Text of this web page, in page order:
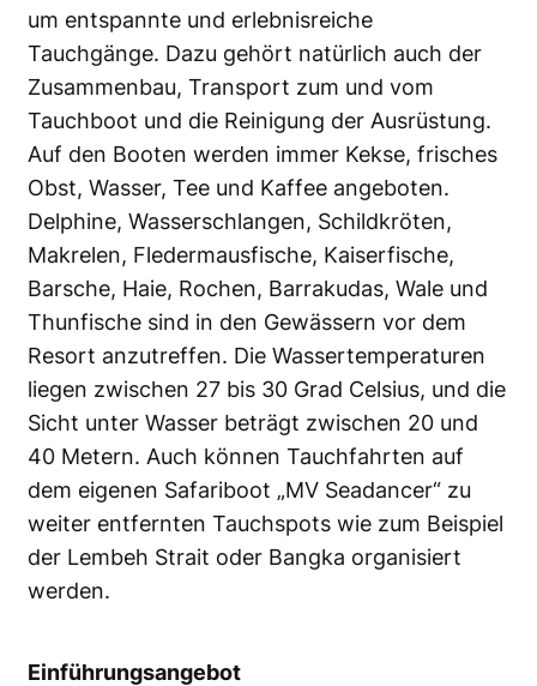
um entspannte und erlebnisreiche
Tauchgänge. Dazu gehört natürlich auch der
Zusammenbau, Transport zum und vom
Tauchboot und die Reinigung der Ausrüstung.
Auf den Booten werden immer Kekse, frisches
Obst, Wasser, Tee und Kaffee angeboten.
Delphine, Wasserschlangen, Schildkröten,
Makrelen, Fledermausfische, Kaiserfische,
Barsche, Haie, Rochen, Barrakudas, Wale und
Thunfische sind in den Gewässern vor dem
Resort anzutreffen. Die Wassertemperaturen
liegen zwischen 27 bis 30 Grad Celsius, und die
Sicht unter Wasser beträgt zwischen 20 und
40 Metern. Auch können Tauchfahrten auf
dem eigenen Safariboot „MV Seadancer“ zu
weiter entfernten Tauchspots wie zum Beispiel
der Lembeh Strait oder Bangka organisiert
werden.
Einführungsangebot